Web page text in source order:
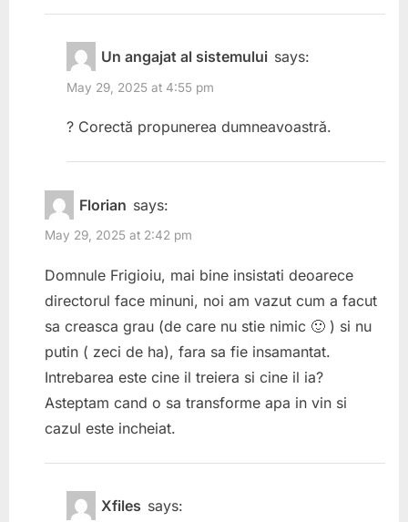
Un angajat al sistemului says:
May 29, 2025 at 4:55 pm
? Corectă propunerea dumneavoastră.
Florian says:
May 29, 2025 at 2:42 pm
Domnule Frigioiu, mai bine insistati deoarece
directorul face minuni, noi am vazut cum a facut
sa creasca grau (de care nu stie nimic 🙂 ) si nu
putin ( zeci de ha), fara sa fie insamantat.
Intrebarea este cine il treiera si cine il ia?
Asteptam cand o sa transforme apa in vin si
cazul este incheiat.
Xfiles says: